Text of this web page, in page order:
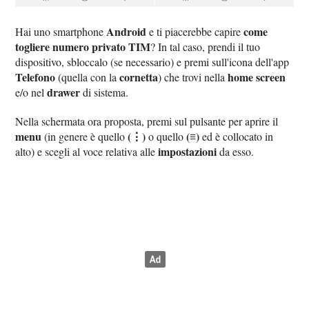
Hai uno smartphone Androide ti piacerebbe capirecome
togliere numero privato TIM? In tal caso, prendi il tuo
dispositivo, sbloccalo (se necessario) e premi sull'icona dell'app
Telefono(quella con lacornetta) che trovi nellahome screen
e/o neldrawerdi sistema.
Nella schermata ora proposta, premi sul pulsante per aprire il
menu(in genere è quello(⋮)o quello(≡)ed è collocato in
alto) e scegli al voce relativa alleimpostazionida esso.